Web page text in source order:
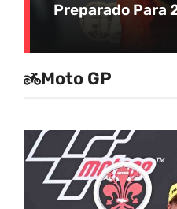
Preparado Para
Moto GP